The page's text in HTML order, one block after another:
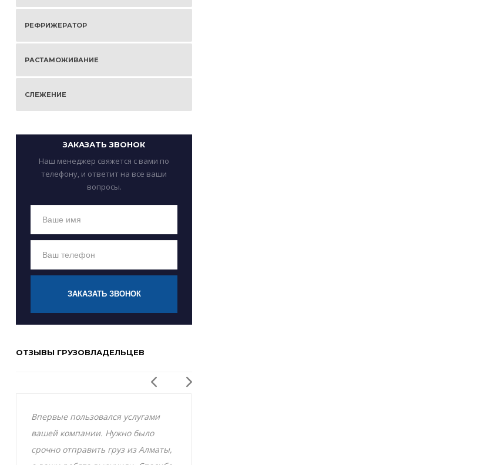
РЕФРИЖЕРАТОР
РАСТАМОЖИВАНИЕ
СЛЕЖЕНИЕ
ЗАКАЗАТЬ ЗВОНОК
Наш менеджер свяжется с вами по
телефону, и ответит на все ваши
вопросы.
ЗАКАЗАТЬ ЗВОНОК
ОТЗЫВЫ ГРУЗОВЛАДЕЛЬЦЕВ
Впервые пользовался услугами
вашей компании. Нужно было
срочно отправить груз из Алматы,